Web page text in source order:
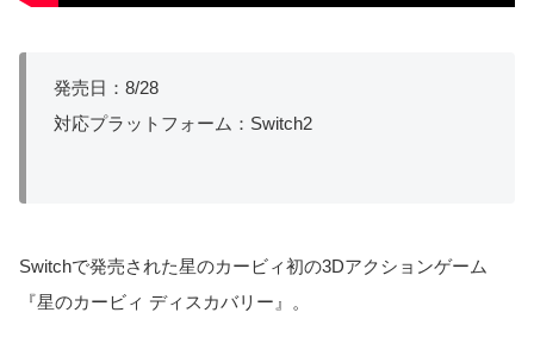
発売日：8/28
対応プラットフォーム：Switch2
Switchで発売された星のカービィ初の3Dアクションゲーム
『星のカービィ ディスカバリー』。